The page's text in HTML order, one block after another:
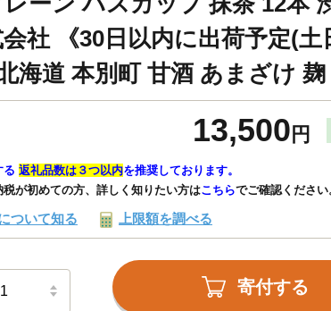
社 《30日以内に出荷予定(土
海道 本別町 甘酒 あまざけ 麹
13,500 円
る 返礼品数は３つ以内を推奨しております。
税が初めての方、詳しく知りたい方はこちらでご確認ください
ついて知る 上限額を調べる
寄付する